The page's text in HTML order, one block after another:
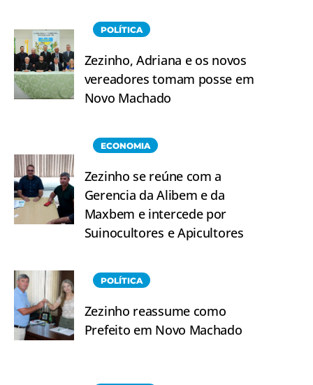
POLÍTICA
Zezinho, Adriana e os novos
vereadores tomam posse em
Novo Machado
ECONOMIA
Zezinho se reúne com a
Gerencia da Alibem e da
Maxbem e intercede por
Suinocultores e Apicultores
POLÍTICA
Zezinho reassume como
Prefeito em Novo Machado